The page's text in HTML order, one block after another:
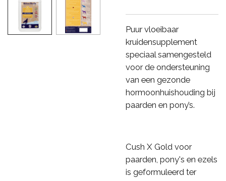
Puur vloeibaar
kruidensupplement
speciaal samengesteld
voor de ondersteuning
van een gezonde
hormoonhuishouding bij
paarden en pony’s.
Cush X Gold voor
paarden, pony's en ezels
is geformuleerd ter